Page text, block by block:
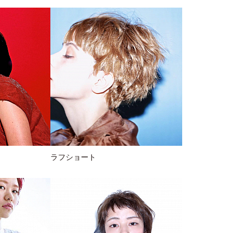
ラフショート